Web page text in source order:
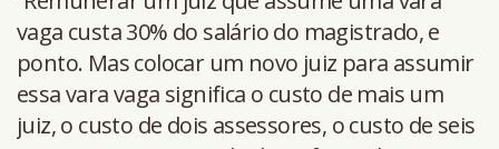
vaga custa 30% do salário do magistrado, e
ponto. Mas colocar um novo juiz para assumir
essa vara vaga significa o custo de mais um
juiz, o custo de dois assessores, o custo de seis